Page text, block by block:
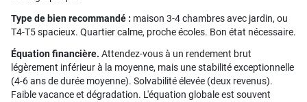
Type de bien recommandé : maison 3-4 chambres avec jardin, ou
T4-T5 spacieux. Quartier calme, proche écoles. Bon état nécessaire.
Équation financière. Attendez-vous à un rendement brut
légèrement inférieur à la moyenne, mais une stabilité exceptionnelle
(4-6 ans de durée moyenne). Solvabilité élevée (deux revenus).
Faible vacance et dégradation. L'équation globale est souvent